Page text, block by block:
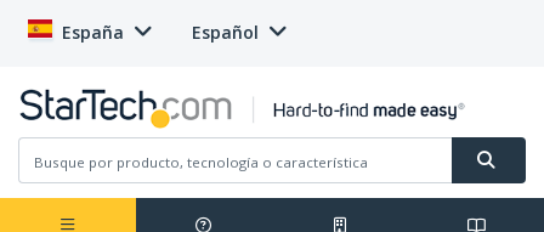
España Español